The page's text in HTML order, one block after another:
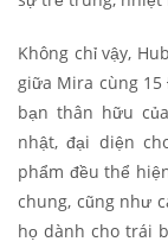
Không chỉ vậy,
giữa Mira cùng
bạn thân hữu
nhật, đại diện
phẩm đều thể
chung, cũng như
họ dành cho trái